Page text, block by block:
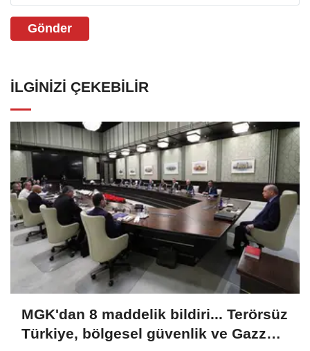
Gönder
İLGINIZI ÇEKEBILIR
MGK'dan 8 maddelik bildiri... Terörsüz
Türkiye, bölgesel güvenlik ve Gazze